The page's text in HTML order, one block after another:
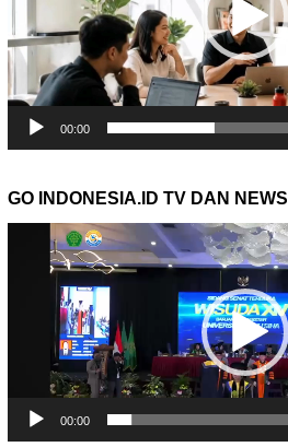
00:00
GO INDONESIA.ID TV DAN NEWS
Pemutar
00:00